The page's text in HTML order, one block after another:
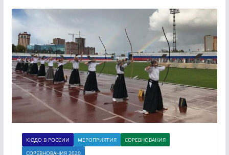
КЮДО В РОССИИ МЕРОПРИЯТИЯ
СОРЕВНОВАНИЯ
СОРЕВНОВАНИЯ 2020